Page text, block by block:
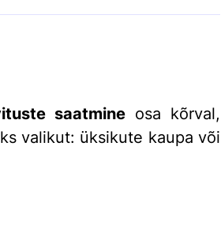
saatmineosa kõrval,
valikut: üksikute kaupa või